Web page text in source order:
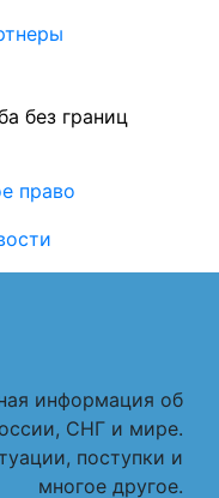
без границ
право
информация об
СНГ и мире.
поступки и
многое другое.